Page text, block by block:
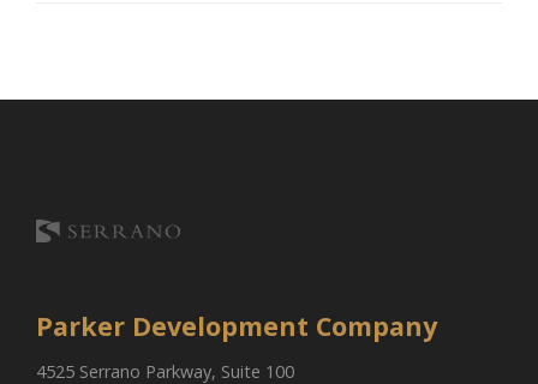
Parker Development Company
4525 Serrano Parkway, Suite 100